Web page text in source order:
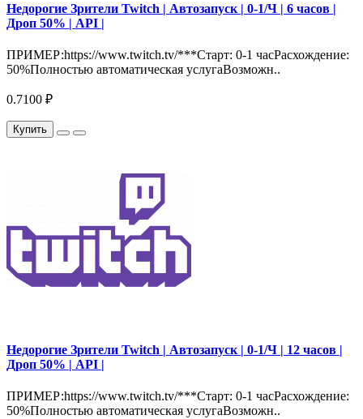
Недорогие Зрители Twitch | Автозапуск | 0-1/Ч | 6 часов |
Дроп 50% | API |
ПРИМЕР:https://www.twitch.tv/***Старт: 0-1 часРасхождение:
50%Полностью автоматическая услугаВозможн..
0.7100 ₽
Купить
Недорогие Зрители Twitch | Автозапуск | 0-1/Ч | 12 часов |
Дроп 50% | API |
ПРИМЕР:https://www.twitch.tv/***Старт: 0-1 часРасхождение:
50%Полностью автоматическая услугаВозможн..